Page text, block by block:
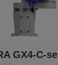
GX4-C-